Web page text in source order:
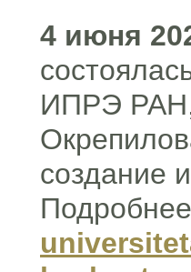
4 июня
ИПРЭ
создание